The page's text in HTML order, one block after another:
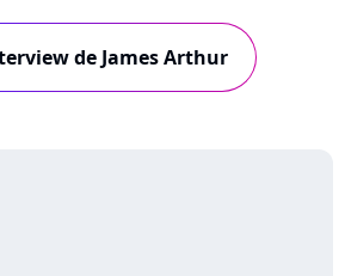
entière et il a sorti il y a quelques jours
opus éponyme. A l'occasion de son
de James Arthur